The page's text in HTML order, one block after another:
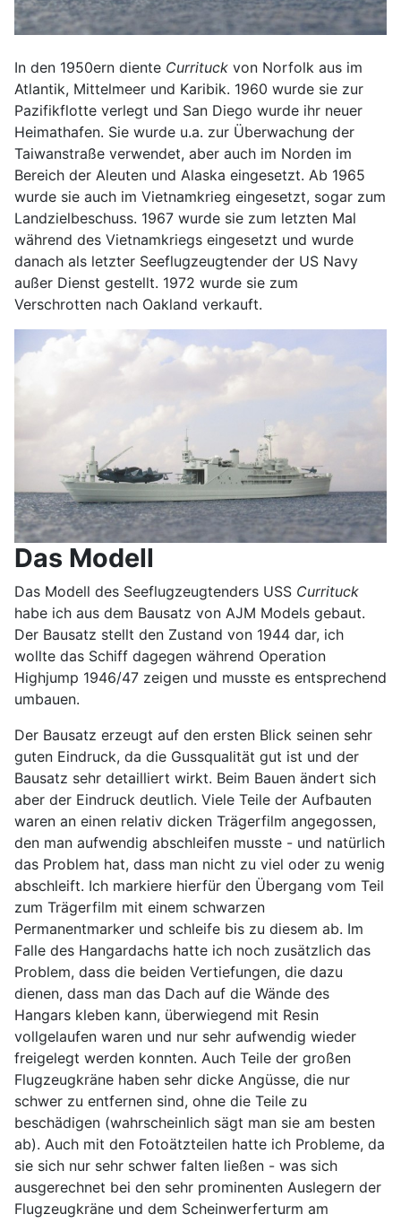
In den 1950ern diente Currituck von Norfolk aus im
Atlantik, Mittelmeer und Karibik. 1960 wurde sie zur
Pazifikflotte verlegt und San Diego wurde ihr neuer
Heimathafen. Sie wurde u.a. zur Überwachung der
Taiwanstraße verwendet, aber auch im Norden im
Bereich der Aleuten und Alaska eingesetzt. Ab 1965
wurde sie auch im Vietnamkrieg eingesetzt, sogar zum
Landzielbeschuss. 1967 wurde sie zum letzten Mal
während des Vietnamkriegs eingesetzt und wurde
danach als letzter Seeflugzeugtender der US Navy
außer Dienst gestellt. 1972 wurde sie zum
Verschrotten nach Oakland verkauft.
Das Modell
Das Modell des Seeflugzeugtenders USS Currituck
habe ich aus dem Bausatz von AJM Models gebaut.
Der Bausatz stellt den Zustand von 1944 dar, ich
wollte das Schiff dagegen während Operation
Highjump 1946/47 zeigen und musste es entsprechend
umbauen.
Der Bausatz erzeugt auf den ersten Blick seinen sehr
guten Eindruck, da die Gussqualität gut ist und der
Bausatz sehr detailliert wirkt. Beim Bauen ändert sich
aber der Eindruck deutlich. Viele Teile der Aufbauten
waren an einen relativ dicken Trägerfilm angegossen,
den man aufwendig abschleifen musste - und natürlich
das Problem hat, dass man nicht zu viel oder zu wenig
abschleift. Ich markiere hierfür den Übergang vom Teil
zum Trägerfilm mit einem schwarzen
Permanentmarker und schleife bis zu diesem ab. Im
Falle des Hangardachs hatte ich noch zusätzlich das
Problem, dass die beiden Vertiefungen, die dazu
dienen, dass man das Dach auf die Wände des
Hangars kleben kann, überwiegend mit Resin
vollgelaufen waren und nur sehr aufwendig wieder
freigelegt werden konnten. Auch Teile der großen
Flugzeugkräne haben sehr dicke Angüsse, die nur
schwer zu entfernen sind, ohne die Teile zu
beschädigen (wahrscheinlich sägt man sie am besten
ab). Auch mit den Fotoätzteilen hatte ich Probleme, da
sie sich nur sehr schwer falten ließen - was sich
ausgerechnet bei den sehr prominenten Auslegern der
Flugzeugkräne und dem Scheinwerferturm am